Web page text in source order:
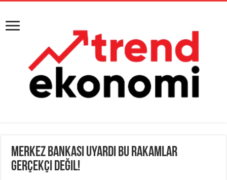
Merkez Bankası uyardı Bu rakamlar
gerçekçi değil!